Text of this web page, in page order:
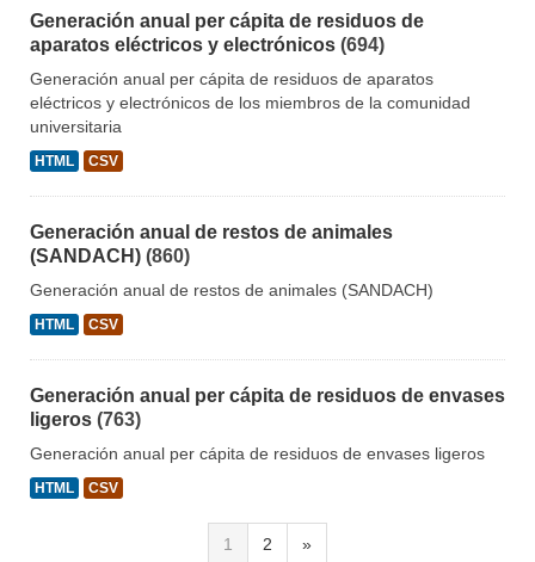
Generación anual per cápita de residuos de
aparatos eléctricos y electrónicos (694)
Generación anual per cápita de residuos de aparatos
eléctricos y electrónicos de los miembros de la comunidad
universitaria
HTML CSV
Generación anual de restos de animales
(SANDACH) (860)
Generación anual de restos de animales (SANDACH)
HTML CSV
Generación anual per cápita de residuos de envases
ligeros (763)
Generación anual per cápita de residuos de envases ligeros
HTML CSV
1 2 »